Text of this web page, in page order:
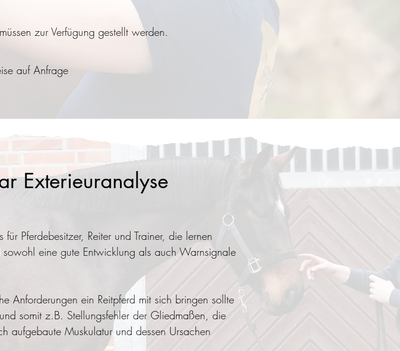
zur Verfügung gestellt werden.
auf Anfrage
Exterieuranalyse
Pferdebesitzer, Reiter und Trainer, die lernen
sowohl eine gute Entwicklung als auch Warnsignale
Anforderungen ein Reitpferd mit sich bringen sollte
somit z.B. Stellungsfehler der Gliedmaßen, die
aufgebaute Muskulatur und dessen Ursachen